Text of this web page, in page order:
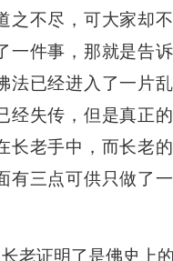
之不尽，可大家却不
一件事，那就是告
法已经进入了一片
经失传，但是真正
长老手中，而长老
有三点可供只做了
证明了是佛史上